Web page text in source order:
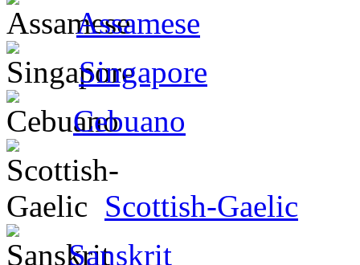
Assamese
Singapore
Cebuano
Scottish-Gaelic
Sanskrit